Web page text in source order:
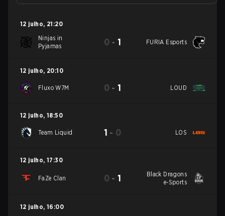
12 julho, 21:20
Ninjas in
Pyjamas
0 -1 FURIA Esports
12 julho, 20:10
Fluxo W7M 0 -1 LOUD
12 julho, 18:50
Team Liquid 1 - 0 LOS
12 julho, 17:30
FaZe Clan 0 -1
Black Dragons
e-Sports
12 julho, 16:00